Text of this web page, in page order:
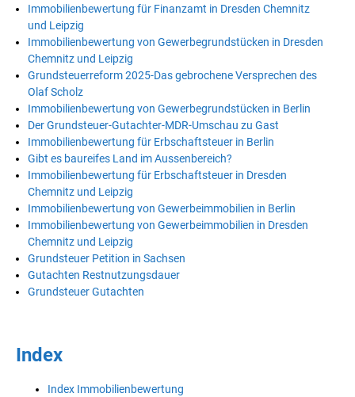
Immobilienbewertung für Finanzamt in Dresden Chemnitz
und Leipzig
Immobilienbewertung von Gewerbegrundstücken in Dresden
Chemnitz und Leipzig
Grundsteuerreform 2025-Das gebrochene Versprechen des
Olaf Scholz
Immobilienbewertung von Gewerbegrundstücken in Berlin
Der Grundsteuer-Gutachter-MDR-Umschau zu Gast
Immobilienbewertung für Erbschaftsteuer in Berlin
Gibt es baureifes Land im Aussenbereich?
Immobilienbewertung für Erbschaftsteuer in Dresden
Chemnitz und Leipzig
Immobilienbewertung von Gewerbeimmobilien in Berlin
Immobilienbewertung von Gewerbeimmobilien in Dresden
Chemnitz und Leipzig
Grundsteuer Petition in Sachsen
Gutachten Restnutzungsdauer
Grundsteuer Gutachten
Index
Index Immobilienbewertung